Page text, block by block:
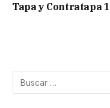
Tapa y Contratapa